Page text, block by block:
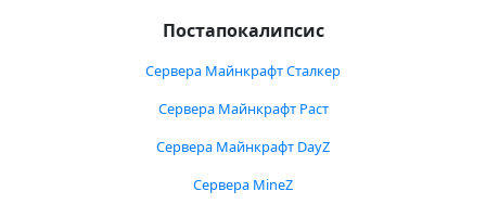
Постапокалипсис
Сервера Майнкрафт Сталкер
Сервера Майнкрафт Раст
Сервера Майнкрафт DayZ
Сервера MineZ